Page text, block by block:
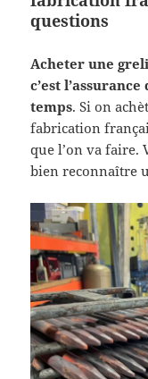
questions
Acheter une
c’est
temps. Si on
fabrication
que l’on va faire.
bien reconnaître